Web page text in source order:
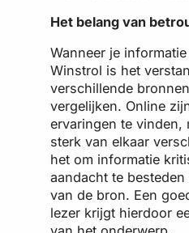
Het belang van
Wanneer je
Winstrol is het
verschillende
vergelijken. Online
ervaringen te vinden,
sterk van elkaar
het om informatie
aandacht te
van de bron. Een
lezer krijgt hierdoor